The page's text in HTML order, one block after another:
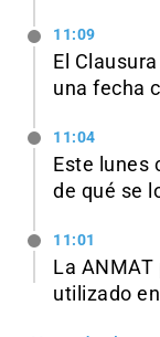
11:09
El
una fecha
11:04
Este lunes
de qué se
11:01
La
utilizado